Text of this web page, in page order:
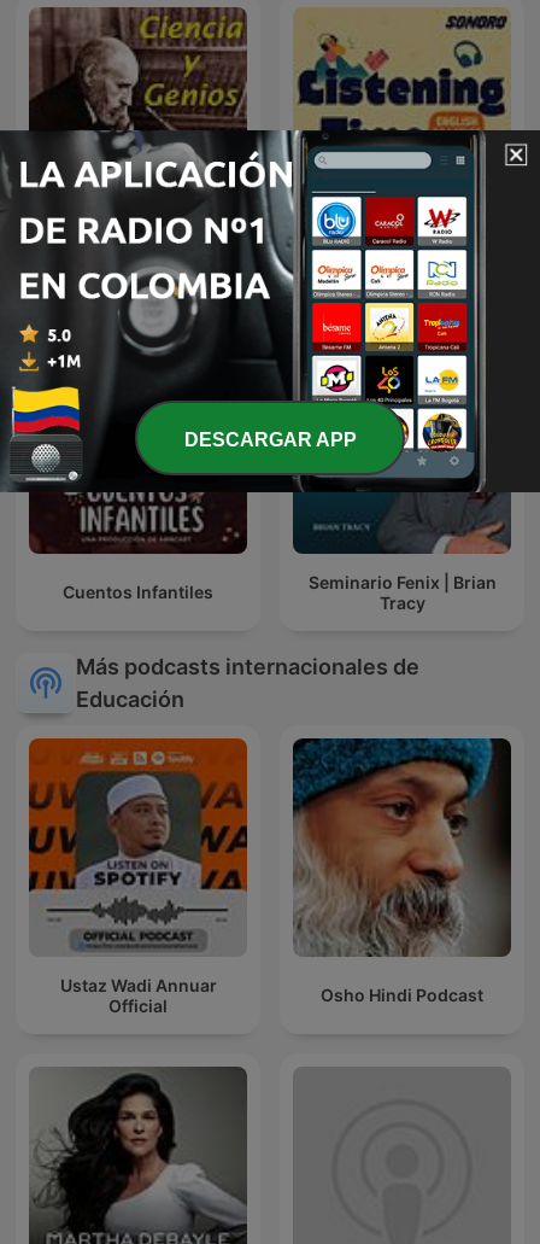
Ciencia y genios -
Cienciaes.com
Listening Time: English
Practice
Cuentos Infantiles
Seminario Fenix | Brian
Tracy
Más podcasts internacionales de
Educación
Ustaz Wadi Annuar
Official
Osho Hindi Podcast
DESCARGAR APP